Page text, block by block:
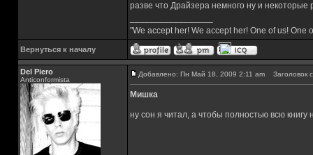
разве что Драйзера немного ну и
"We accept her! We accept her! One of us!
Вернуться к началу
Del Piero
Аnticonformista
Добавлено: Пн Май 18, 2009 2:11 am Заголовок
Мишка
ну сон я читал, а чтобы полностью всю книгу